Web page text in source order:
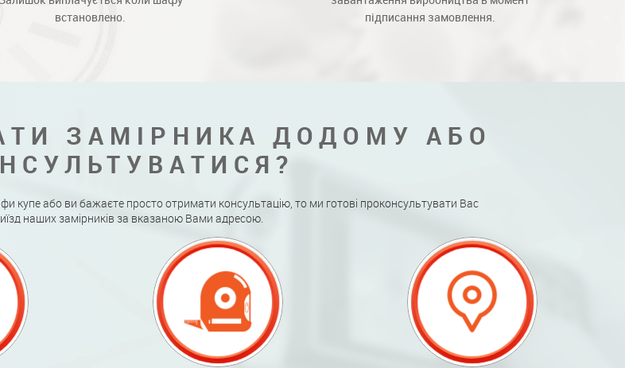
встановлено.
підписання замовлення.
ЗАМІРНИКА ДОДОМУ АБО
купе або ви бажаєте просто отримати консультацію, то ми готові проконсультувати Вас
наших замірників за вказаною Вами адресою.